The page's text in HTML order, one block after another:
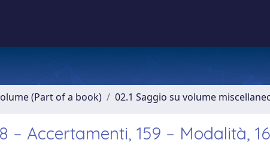
(Part of a book) 02.1 Saggio su volume
– Accertamenti, 159 – Modalità,